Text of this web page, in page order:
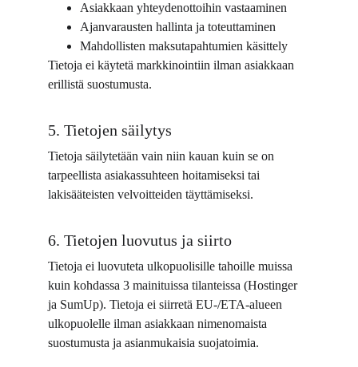
Asiakkaan yhteydenottoihin vastaaminen
Ajanvarausten hallinta ja toteuttaminen
Mahdollisten maksutapahtumien käsittely
Tietoja ei käytetä markkinointiin ilman asiakkaan
erillistä suostumusta.
5. Tietojen säilytys
Tietoja säilytetään vain niin kauan kuin se on
tarpeellista asiakassuhteen hoitamiseksi tai
lakisääteisten velvoitteiden täyttämiseksi.
6. Tietojen luovutus ja siirto
Tietoja ei luovuteta ulkopuolisille tahoille muissa
kuin kohdassa 3 mainituissa tilanteissa (Hostinger
ja SumUp). Tietoja ei siirretä EU-/ETA-alueen
ulkopuolelle ilman asiakkaan nimenomaista
suostumusta ja asianmukaisia suojatoimia.